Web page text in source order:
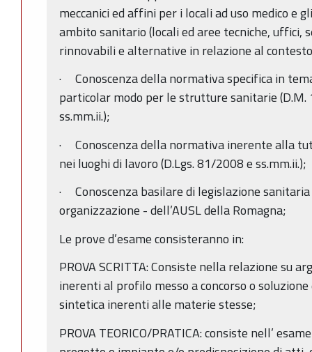
meccanici ed affini per i locali ad uso medico e
ambito sanitario (locali ed aree tecniche, uffici,
rinnovabili e alternative in relazione al
· Conoscenza della normativa specifica in
particolar modo per le strutture sanitarie (D.M.
ss.mm.ii.);
· Conoscenza della normativa inerente alla
nei luoghi di lavoro (D.Lgs. 81/2008 e ss.mm.ii.);
· Conoscenza basilare di legislazione
organizzazione - dell’AUSL della Romagna;
Le prove d’esame consisteranno in:
PROVA SCRITTA: Consiste nella relazione su
inerenti al profilo messo a concorso o
sintetica inerenti alle materie stesse;
PROVA TEORICO/PRATICA: consiste nell’